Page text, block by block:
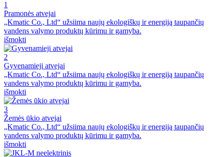
1
Pramonės atvejai
„Kmatic Co., Ltd“ užsiima naujų ekologiškų ir energiją taupančių
vandens valymo produktų kūrimu ir gamyba.
išmokti
2
Gyvenamieji atvejai
„Kmatic Co., Ltd“ užsiima naujų ekologiškų ir energiją taupančių
vandens valymo produktų kūrimu ir gamyba.
išmokti
3
Žemės ūkio atvejai
„Kmatic Co., Ltd“ užsiima naujų ekologiškų ir energiją taupančių
vandens valymo produktų kūrimu ir gamyba.
išmokti